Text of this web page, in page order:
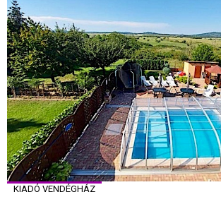
KIADÓ VENDÉGHÁZ